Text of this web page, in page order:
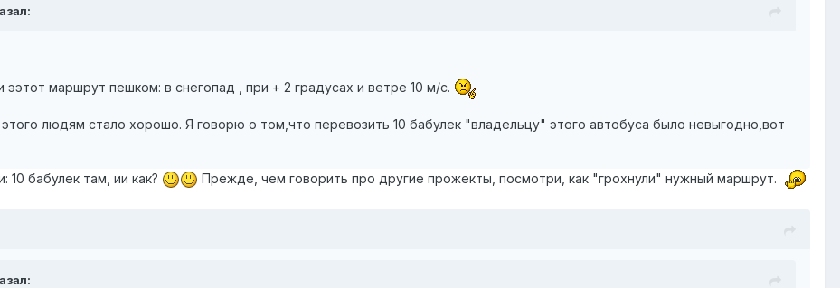
маршрут пешком: в снегопад , при + 2 градусах и ветре 10 м/с.
людям стало хорошо. Я говорю о том,что перевозить 10 бабулек "владельцу" этого автобуса было невыгодно,вот
бабулек там, ии как? Прежде, чем говорить про другие прожекты, посмотри, как "грохнули" нужный маршрут.